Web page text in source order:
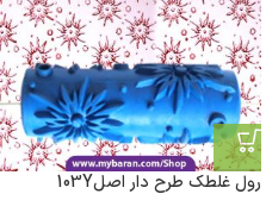
رول غلطک طرح دار اصل103Y